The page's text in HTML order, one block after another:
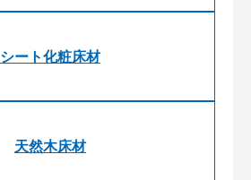
シート化粧床材
天然木床材